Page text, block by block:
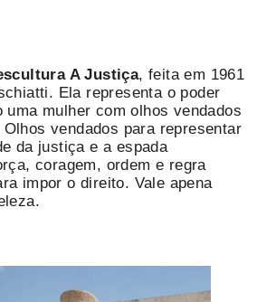
A Justiça, feita em 1961
Ela representa o poder
uma mulher com olhos vendados
vendados para representar
da justiça e a espada
coragem, ordem e regra
impor o direito. Vale apena